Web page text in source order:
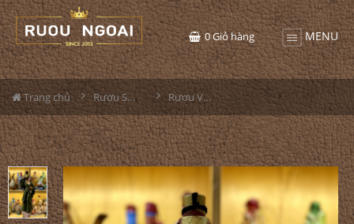
MENU
0Giỏ hàng
Trang chủ Rượu Sưu Tầm - Nga Rượu Vang Gốm Georgia MS58